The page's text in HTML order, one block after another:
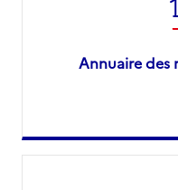
Annuaire des